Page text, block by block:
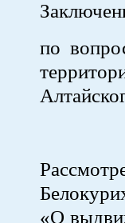
по
«О